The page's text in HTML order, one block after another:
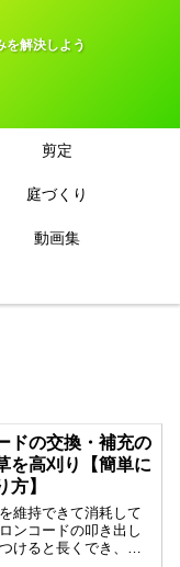
解決しよう
剪定
庭づくり
動画集
ドの交換・補充の
を高刈り【簡単に
方】
維持できて消耗して
ンコードの叩き出し
けると長くでき、場